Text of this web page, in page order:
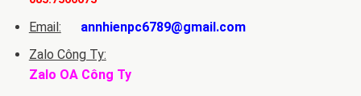
Email:
annhienpc6789@gmail.com
Zalo Công Ty:
Zalo OA Công Ty